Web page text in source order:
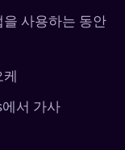
사용하는 동안
서 가사